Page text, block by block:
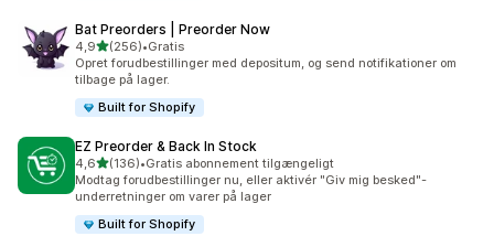
Bat Preorders | Preorder Now
4,9ud af 5 stjerner
(256)
256 anmeldelser i alt
•Gratis
Opret forudbestillinger med depositum, og send notifikationer om
tilbage på lager.
Built for Shopify
EZ Preorder & Back In Stock
4,6ud af 5 stjerner
(136)
136 anmeldelser i alt
•Gratis abonnement tilgængeligt
Modtag forudbestillinger nu, eller aktivér "Giv mig besked"-
underretninger om varer på lager
Built for Shopify